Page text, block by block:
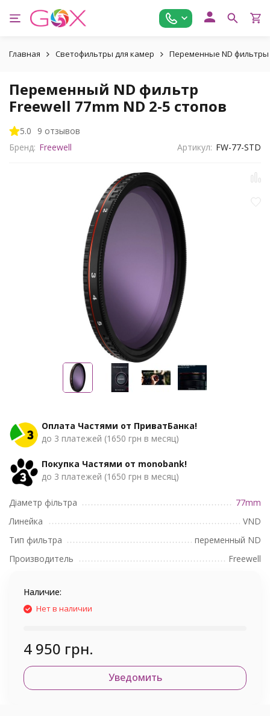
Главная Светофильтры для камер Переменные ND фильтры
Переменный ND фильтр
Freewell 77mm ND 2-5 стопов
5.0
9 отзывов
Бренд: Freewell Артикул: FW-77-STD
Оплата Частями от ПриватБанка!
до 3 платежей (1650 грн в месяц)
Покупка Частями от monobank!
до 3 платежей (1650 грн в месяц)
Діаметр фільтра
77mm
Линейка
VND
Тип фильтра
переменный ND
Производитель
Freewell
Наличие:
Нет в наличии
4 950 грн.
Уведомить